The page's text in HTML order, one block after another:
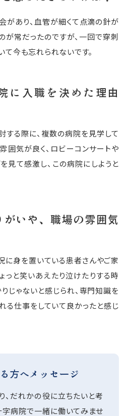
があり、血管が細くて点滴の針が
が常だったのですが、一回で穿刺
今も忘れられないです。
に入職を決めた理由
する際に、複数の病院を見学して
囲気が良く、ロビーコンサートや
見て感激し、この病院にしようと
いや、職場の雰囲気
に身を置いている患者さんやご家
っと笑いあえたり泣けたりする時
じゃないと感じられ、専門知識を
る仕事をしていて良かったと感じ
方へメッセージ
、だれかの役に立ちたいと考
字病院で一緒に働いてみませ